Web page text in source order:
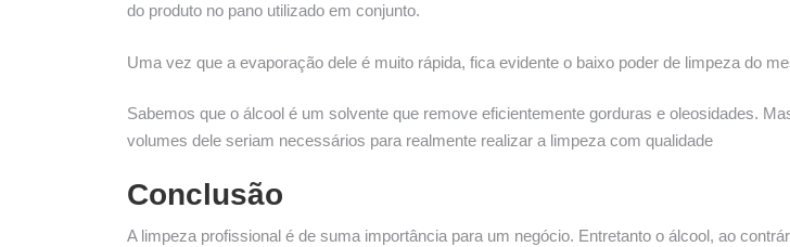
do produto no pano utilizado em conjunto.
Uma vez que a evaporação dele é muito rápida, fica evidente o baixo poder de limpeza do
Sabemos que o álcool é um solvente que remove eficientemente gorduras e oleosidades.
volumes dele seriam necessários para realmente realizar a limpeza com qualidade
Conclusão
A limpeza profissional é de suma importância para um negócio. Entretanto o álcool, ao